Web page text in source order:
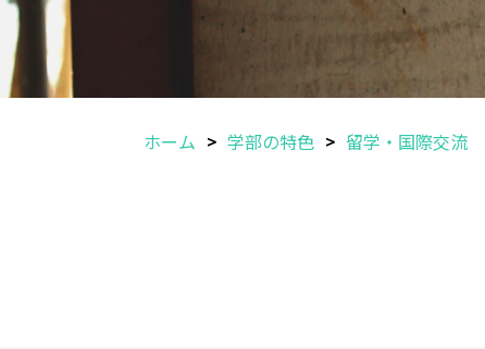
ホーム 学部の特色 留学・国際交流